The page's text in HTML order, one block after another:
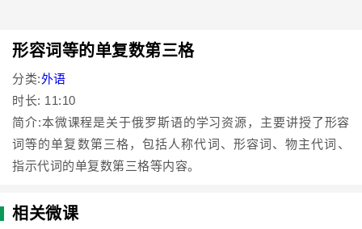
形容词等的单复数第三格
分类:外语
时长: 11:10
简介:本微课程是关于俄罗斯语的学习资源，主要讲授了形容
词等的单复数第三格，包括人称代词、形容词、物主代词、
指示代词的单复数第三格等内容。
相关微课